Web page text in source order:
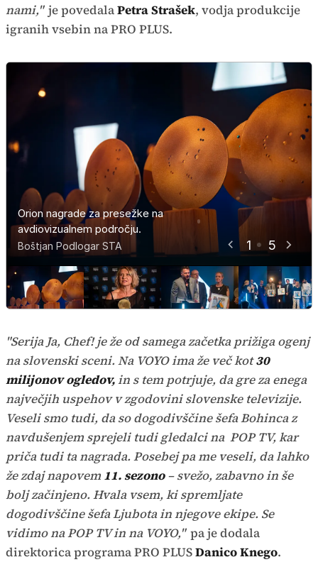
nami," je povedalaPetra Strašek, vodja produkcije
igranih vsebin na PRO PLUS.
1 5
Orion nagrade za presežke na
avdiovizualnem področju.
Boštjan Podlogar STA
Vesna Pernarčič
Boštjan Podlogar STA
Orion za presežke na
avdiovizualnem področju.
Boštjan Podlogar STA
Orion nagrade za presežke na
avdiovizualnem področju
Boštjan Podlogar STA
Kipci za presežke na
avdiovizualnem področju
Bor Slana - STA
"Serija Ja, Chef! je že od samega začetka prižiga ogenj
na slovenski sceni. Na VOYO ima že več kot30
milijonov ogledov,in s tem potrjuje, da gre za enega
največjih uspehov v zgodovini slovenske televizije.
Veseli smo tudi, da so dogodivščine šefa Bohinca z
navdušenjem sprejeli tudi gledalci na POP TV, kar
priča tudi ta nagrada. Posebej pa me veseli, da lahko
že zdaj napovem 11. sezono– svežo, zabavno in še
bolj začinjeno. Hvala vsem, ki spremljate
dogodivščine šefa Ljubota in njegove ekipe. Se
vidimo na POP TV in na VOYO," pa je dodala
direktorica programa PRO PLUSDanico Knego.